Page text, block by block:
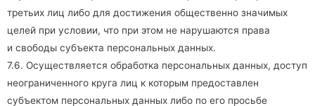
третьих лиц либо для достижения общественно значимых
целей при условии, что при этом не нарушаются права
и свободы субъекта персональных данных.
7.6. Осуществляется обработка персональных данных, доступ
неограниченного круга лиц к которым предоставлен
субъектом персональных данных либо по его просьбе